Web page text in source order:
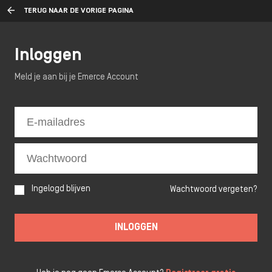
TERUG NAAR DE VORIGE PAGINA
Inloggen
Meld je aan bij je Emerce Account
Ingelogd blijven Wachtwoord vergeten?
INLOGGEN